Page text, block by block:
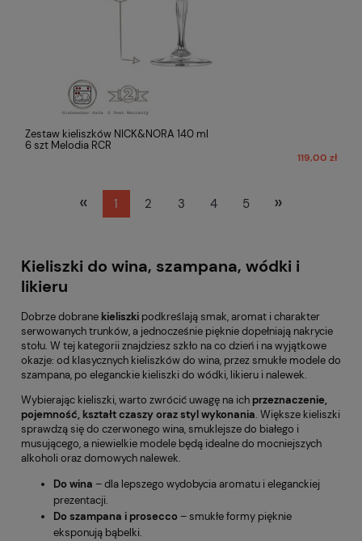
Zestaw kieliszków NICK&NORA 140 ml
6 szt Melodia RCR
119,00 zł
« 1 2 3 4 5 »
Kieliszki do wina, szampana, wódki i
likieru
Dobrze dobrane kieliszki podkreślają smak, aromat i charakter
serwowanych trunków, a jednocześnie pięknie dopełniają nakrycie
stołu. W tej kategorii znajdziesz szkło na co dzień i na wyjątkowe
okazje: od klasycznych kieliszków do wina, przez smukłe modele do
szampana, po eleganckie kieliszki do wódki, likieru i nalewek.
Wybierając kieliszki, warto zwrócić uwagę na ich przeznaczenie,
pojemność, kształt czaszy oraz styl wykonania. Większe kieliszki
sprawdzą się do czerwonego wina, smuklejsze do białego i
musującego, a niewielkie modele będą idealne do mocniejszych
alkoholi oraz domowych nalewek.
Do wina – dla lepszego wydobycia aromatu i eleganckiej
prezentacji.
Do szampana i prosecco– smukłe formy pięknie
eksponują bąbelki.